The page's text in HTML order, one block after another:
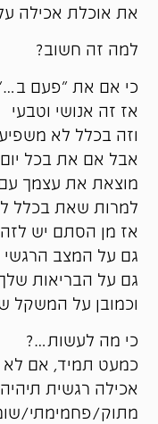
את אוכלת אכילה
למה זה חשוב?
כי אם את "פעם ב…"
אז זה אנושי וטבעי
וזה בכלל לא
אבל אם את בכל יום
מוצאת את עצמך
למרות שאת בכלל
אז מן הסתם יש
גם על המצב
גם על הבריאות
וכמובן על המשקל
כי מה לעשות…?
כמעט תמיד, אם
אכילה רגשית
מתוק/פחמימתי/